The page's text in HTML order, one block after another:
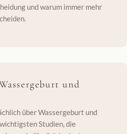
und warum immer mehr
und
über Wassergeburt und
Studien, die